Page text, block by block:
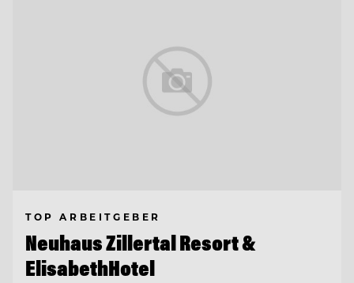
TOP ARBEITGEBER
Neuhaus Zillertal Resort &
ElisabethHotel